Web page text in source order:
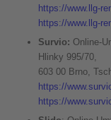
https://www.llg-
https://www.llg-
Survio: Online-
Hlinky 995/70,
603 00 Brno,
https://
https://